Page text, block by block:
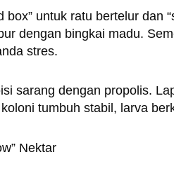
box” untuk ratu bertelur dan
dengan bingkai madu.
stres.
sarang dengan propolis.
tumbuh stabil, larva
Nektar